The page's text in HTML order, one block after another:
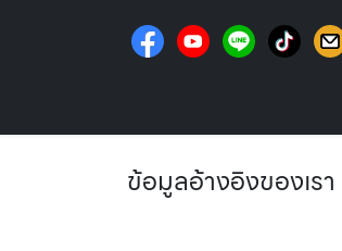
ข้อมูลอ้างอิงของเรา